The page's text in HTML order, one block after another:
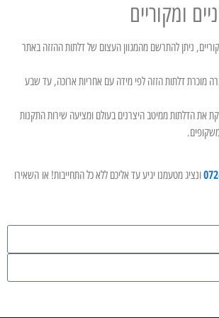
ומקוריים
ניתן להתרשם מהמגוון העצום של דלתות ההזזה באתר
מוכרת דלתות הזזה לפי מידה עם אחריות ארוכה, עד שבע
את הדלתות ממיטב היצרנים בעולם ומציעה שירות התקנות
ונציג מטעמנו יגיע עד אליכם ללא כל התחייבות! או השאירו